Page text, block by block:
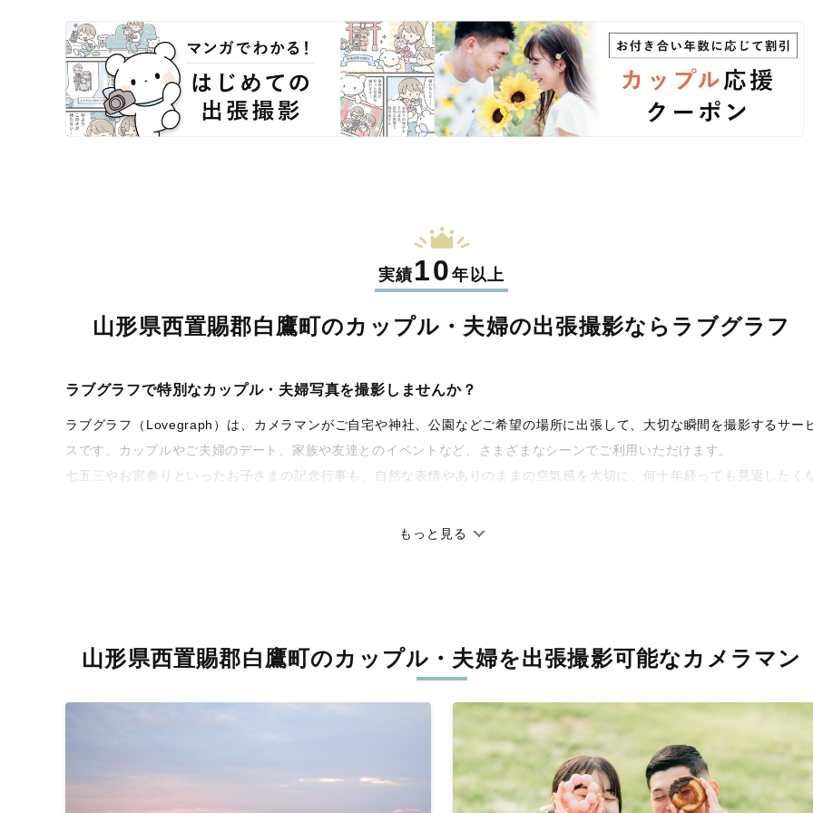
実績10年以上
山形県西置賜郡白鷹町のカップル・夫婦の出張撮影なら ラブグラフ
ラブグラフで特別なカップル・夫婦写真を撮影しませんか？
ラブグラフ（Lovegraph）は、カメラマンがご自宅や神社、公園などご希望の場所に出張して、大切な瞬間を撮影するサー
スです。カップルやご夫婦のデート、家族や友達とのイベントなど、さまざまなシーンでご利用いただけます。
七五三やお宮参りといったお子さまの記念行事も、自然な表情やありのままの空気感を大切に、何十年経っても見返したく
丁寧なレタッチで思い出を美しく仕上げます
りに。きっと「こんな写真を撮ってほしかった！」と思える一枚に出会えます。まずは、ラブグラフの
撮影事例
をご覧くださ
もっと見る
山形県西置賜郡白鷹町のカップル・夫婦を出張撮影可能なカメラマン